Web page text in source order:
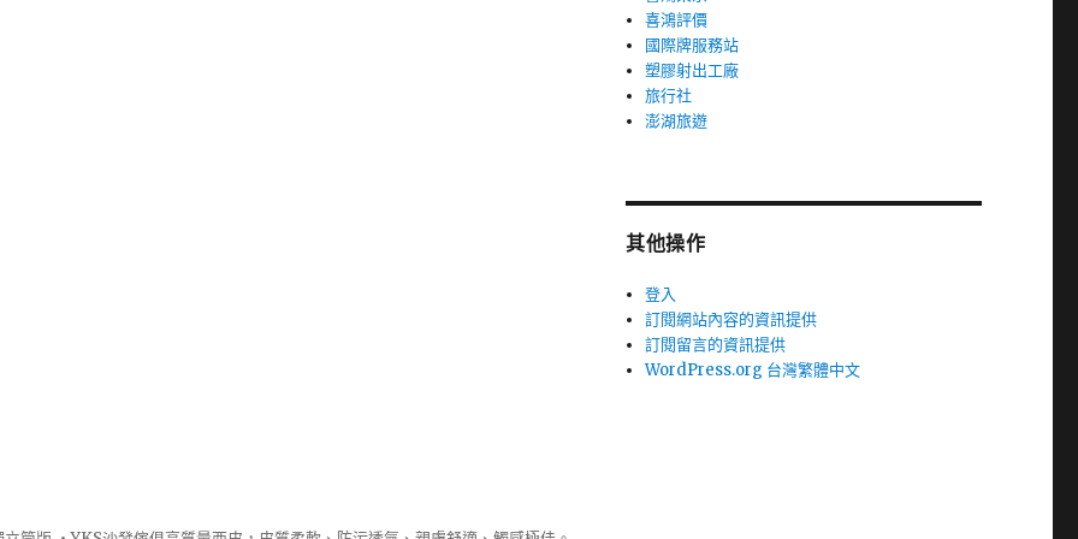
喜鴻評價
國際牌服務站
塑膠射出工廠
旅行社
澎湖旅遊
其他操作
登入
訂閱網站內容的資訊提供
訂閱留言的資訊提供
WordPress.org 台灣繁體中文